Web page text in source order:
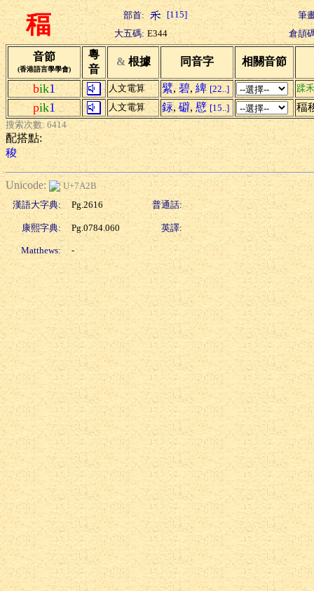
稫 部首: [115]
筆
大五碼: E344 倉頡
音節
(香港語言學學會)
粵
音
& 根據 同音字 相關音節
bik1 人文電算 繴, 碧, 綼 [22..] 蹂
pik1 人文電算 銢, 礔, 憵 [15..] 稫
搜索次數: 6414
配搭點:
稄
Unicode:
U+7A2B
漢語大字典:
Pg.2616 普通話:
康熙字典: Pg.0784.060 英譯:
Matthews: -